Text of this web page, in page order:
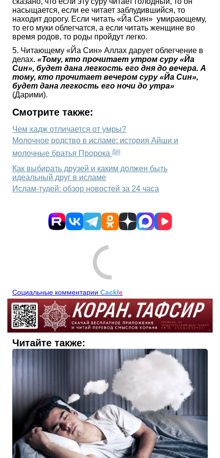
насыщается, если ее читает заблудившийся, то
находит дорогу. Если читать «Йа Син» умирающему,
то его муки облегчатся, а если читать женщине во
время родов, то роды пройдут легко.
5. Читающему «Йа Син» Аллах дарует облегчение в
делах. «Тому, кто прочитает утром суру «Йа
Син», будет дана легкость его дня до вечера. А
тому, кто прочитает вечером суру «Йа Син»,
будет дана легкость его ночи до утра»
(Дарими).
Смотрите также:
Чем хадж отличается от умры?
Молочное родство в исламе: история Айши и
молочные братья Пророка ﷺ
Как выбирать друзей и каким должен быть
идеальный друг в исламе
Ислам-тудей: обзор новостей за 24 часа
Социальные комментарии Cackle
Читайте также: